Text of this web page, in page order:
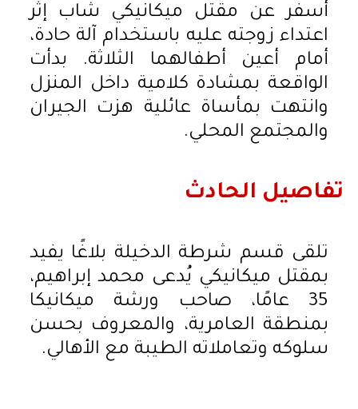
أسفر عن مقتل ميكانيكي شاب إثر
اعتداء زوجته عليه باستخدام آلة حادة،
أمام أعين أطفالهما الثلاثة. بدأت
الواقعة بمشادة كلامية داخل المنزل
وانتهت بمأساة عائلية هزت الجيران
والمجتمع المحلي.
تفاصيل الحادث
تلقى قسم شرطة الدخيلة بلاغًا يفيد
بمقتل ميكانيكي يُدعى محمد إبراهيم،
35 عامًا، صاحب ورشة ميكانيكا
بمنطقة العامرية، والمعروف بحسن
سلوكه وتعاملاته الطيبة مع الأهالي.